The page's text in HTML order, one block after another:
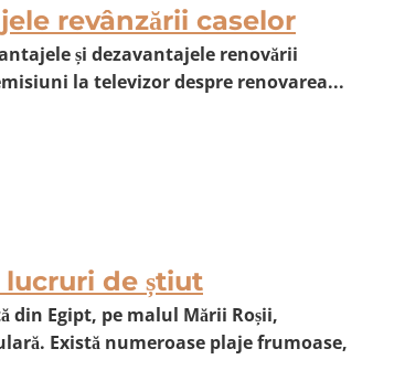
revânzării caselor
și dezavantajele renovării
la televizor despre renovarea...
de știut
din Egipt, pe malul Mării Roșii,
Există numeroase plaje frumoase,